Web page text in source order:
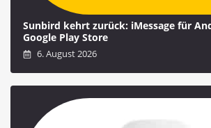
Sunbird kehrt zurück: iMessage für
Google Play Store
6. August 2026